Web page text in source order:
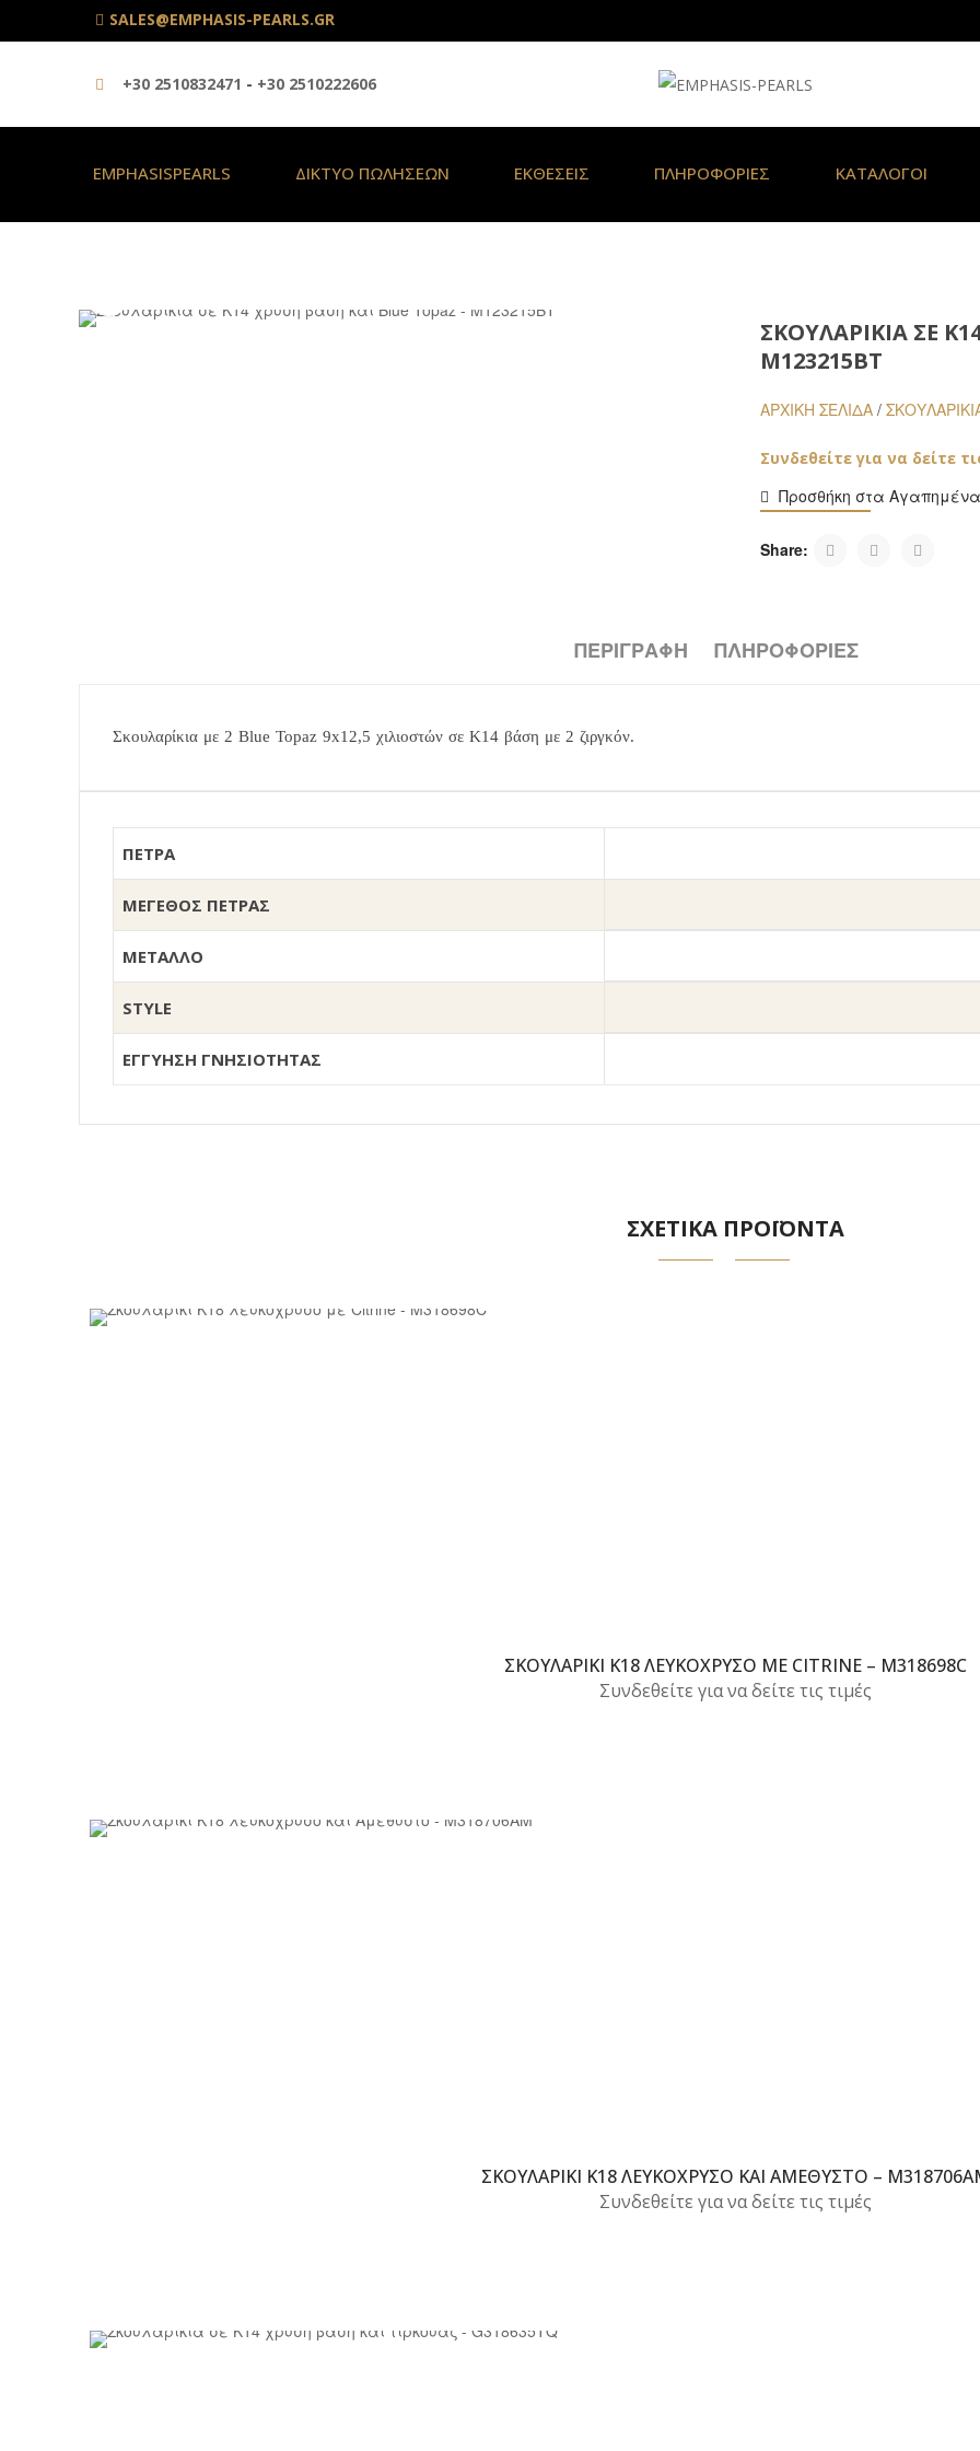
SALES@EMPHASIS-PEARLS.GR
+30 2510832471 - +30 2510222606
EMPHASISPEARLS ΔΙΚΤΥΟ ΠΩΛΗΣΕΩΝ ΕΚΘΕΣΕΙΣ ΠΛΗΡΟΦΟΡΙΕΣ ΚΑΤΑΛΟΓΟΙ
ΣΚΟΥΛΑΡΊΚΙΑ ΣΕ
M123215BT
ΑΡΧΙΚΉ ΣΕΛΊΔΑ/
Συνδεθείτε για να δείτε
Προσθήκη στα Αγαπημένα
Share:
ΠΕΡΙΓΡΑΦΉ ΠΛΗΡΟΦΟΡΙΕΣ
Σκουλαρίκια με 2 Blue Topaz 9x12,5 χιλιοστών σε Κ14 βάση με 2 ζιργκόν.
ΠΕΤΡΑ
ΜΕΓΕΘΟΣ ΠΕΤΡΑΣ
ΜΕΤΑΛΛΟ
STYLE
ΕΓΓΥΗΣΗ ΓΝΗΣΙΟΤΗΤΑΣ
ΣΧΕΤΙΚΑ ΠΡΟΪΟΝΤΑ
ΣΚΟΥΛΑΡΊΚΙ Κ18 ΛΕΥΚΌΧΡΥΣΟ ΜΕ CITRINE – M318698C
Συνδεθείτε για να δείτε τις τιμές
ΣΚΟΥΛΑΡΊΚΙ Κ18 ΛΕΥΚΌΧΡΥΣΟ ΚΑΙ ΑΜΈΘΥΣΤΟ –
Συνδεθείτε για να δείτε τις τιμές